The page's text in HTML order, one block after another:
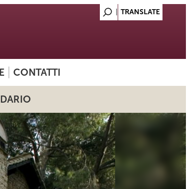
CONTATTI